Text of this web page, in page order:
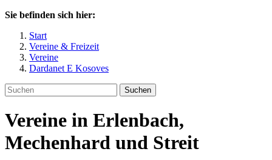
Sie befinden sich hier:
Start
Vereine & Freizeit
Vereine
Dardanet E Kosoves
Suchen
Vereine in Erlenbach,
Mechenhard und Streit